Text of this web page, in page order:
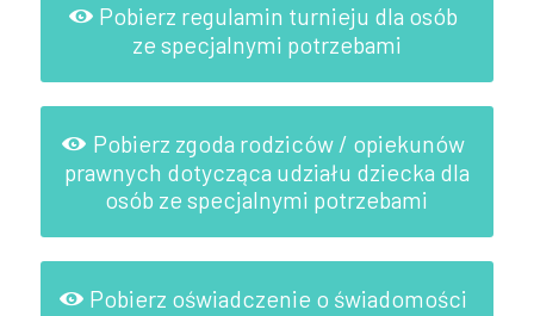
Pobierz regulamin turnieju dla osób
ze specjalnymi potrzebami
Pobierz zgoda rodziców / opiekunów
prawnych dotycząca udziału dziecka dla
osób ze specjalnymi potrzebami
Pobierz oświadczenie o świadomości